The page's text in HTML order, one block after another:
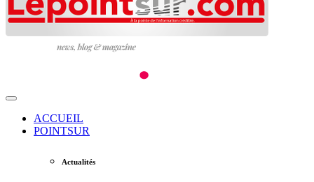
ACCUEIL
POINTSUR
Actualités